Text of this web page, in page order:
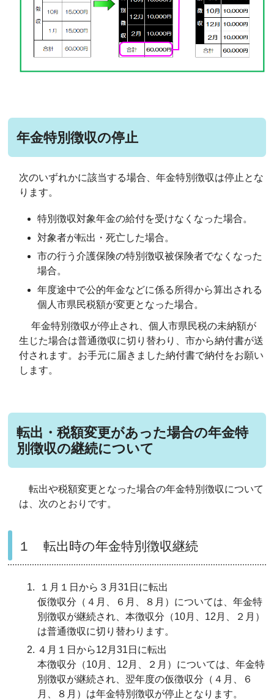
年金特別徴収の停止
次のいずれかに該当する場合、年金特別徴収は停止とな
ります。
特別徴収対象年金の給付を受けなくなった場合。
対象者が転出・死亡した場合。
市の行う介護保険の特別徴収被保険者でなくなった
場合。
年度途中で公的年金などに係る所得から算出される
個人市県民税額が変更となった場合。
年金特別徴収が停止され、個人市県民税の未納額が
生じた場合は普通徴収に切り替わり、市から納付書が送
付されます。お手元に届きました納付書で納付をお願い
します。
転出・税額変更があった場合の年金特
別徴収の継続について
転出や税額変更となった場合の年金特別徴収について
は、次のとおりです。
１ 転出時の年金特別徴収継続
１月１日から３月31日に転出
仮徴収分（４月、６月、８月）については、年金特
別徴収が継続され、本徴収分（10月、12月、２月）
は普通徴収に切り替わります。
４月１日から12月31日に転出
本徴収分（10月、12月、２月）については、年金特
別徴収が継続され、翌年度の仮徴収分（４月、６
月、８月）は年金特別徴収が停止となります。